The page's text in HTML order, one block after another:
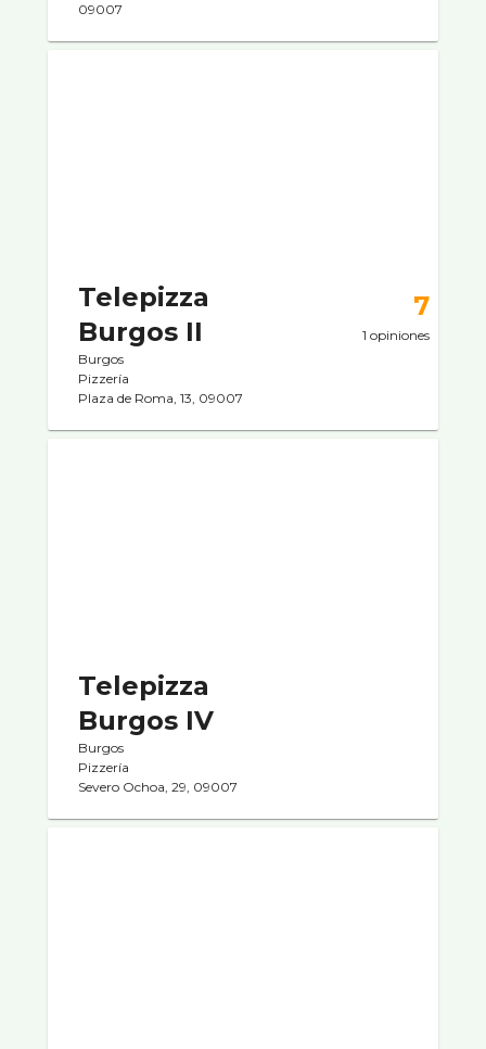
09007
Telepizza
Burgos II
Burgos
Pizzerí­a
Plaza de Roma, 13, 09007
7
1 opiniones
Telepizza
Burgos IV
Burgos
Pizzerí­a
Severo Ochoa, 29, 09007